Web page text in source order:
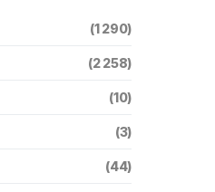
(1 290)
(2 258)
(10)
(3)
(44)